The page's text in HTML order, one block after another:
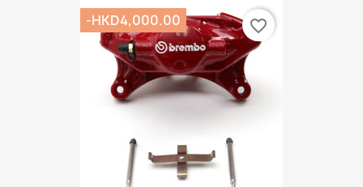
-HKD4,000.00 favorite_border